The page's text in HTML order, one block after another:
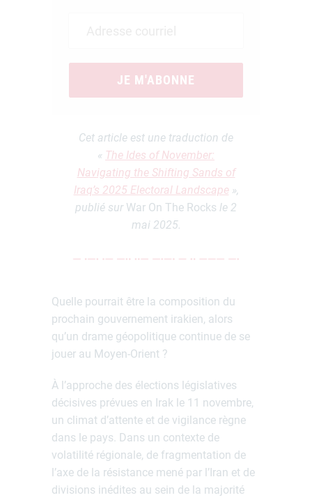
JE M'ABONNE
Cet article est une traduction de
« The Ides of November:
Navigating the Shifting Sands of
Iraq’s 2025 Electoral Landscape»,
publié sur War On The Rocks le 2
mai 2025.
Quelle pourrait être la composition du
prochain gouvernement irakien, alors
qu’un drame géopolitique continue de se
jouer au Moyen-Orient ?
À l’approche des élections législatives
décisives prévues en Irak le 11 novembre,
un climat d’attente et de vigilance règne
dans le pays. Dans un contexte de
volatilité régionale, de fragmentation de
l’axe de la résistance mené par l’Iran et de
divisions inédites au sein de la majorité